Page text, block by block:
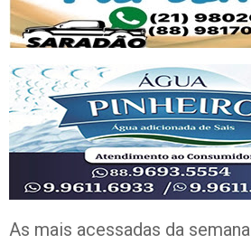
As mais acessadas da semana